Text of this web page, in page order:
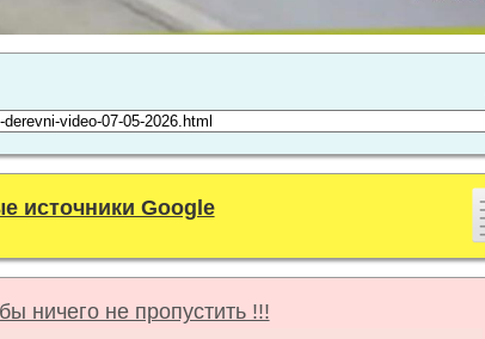
источники Google
ничего не пропустить !!!